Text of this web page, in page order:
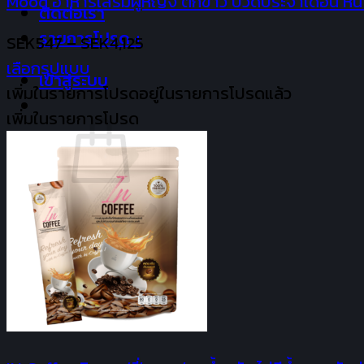
ติดต่อเรา
รายการโปรด +
เข้าสู่ระบบ
ไม่มีสินค้าในตะกร้า
กลับสู่หน้าร้านค้า
ตะกร้าสินค้า
variants.
The
options
may
be
chosen
the
product
page
SEK547–SEK4,125
SEK547
SEK4,125
เลือกรูปแบบ
This
product
multiple
variants.
The
options
chosen
เพิ่มในรายการโปรดอยู่ในรายการโปรดแล้ว
เพิ่มในรายการโปรด